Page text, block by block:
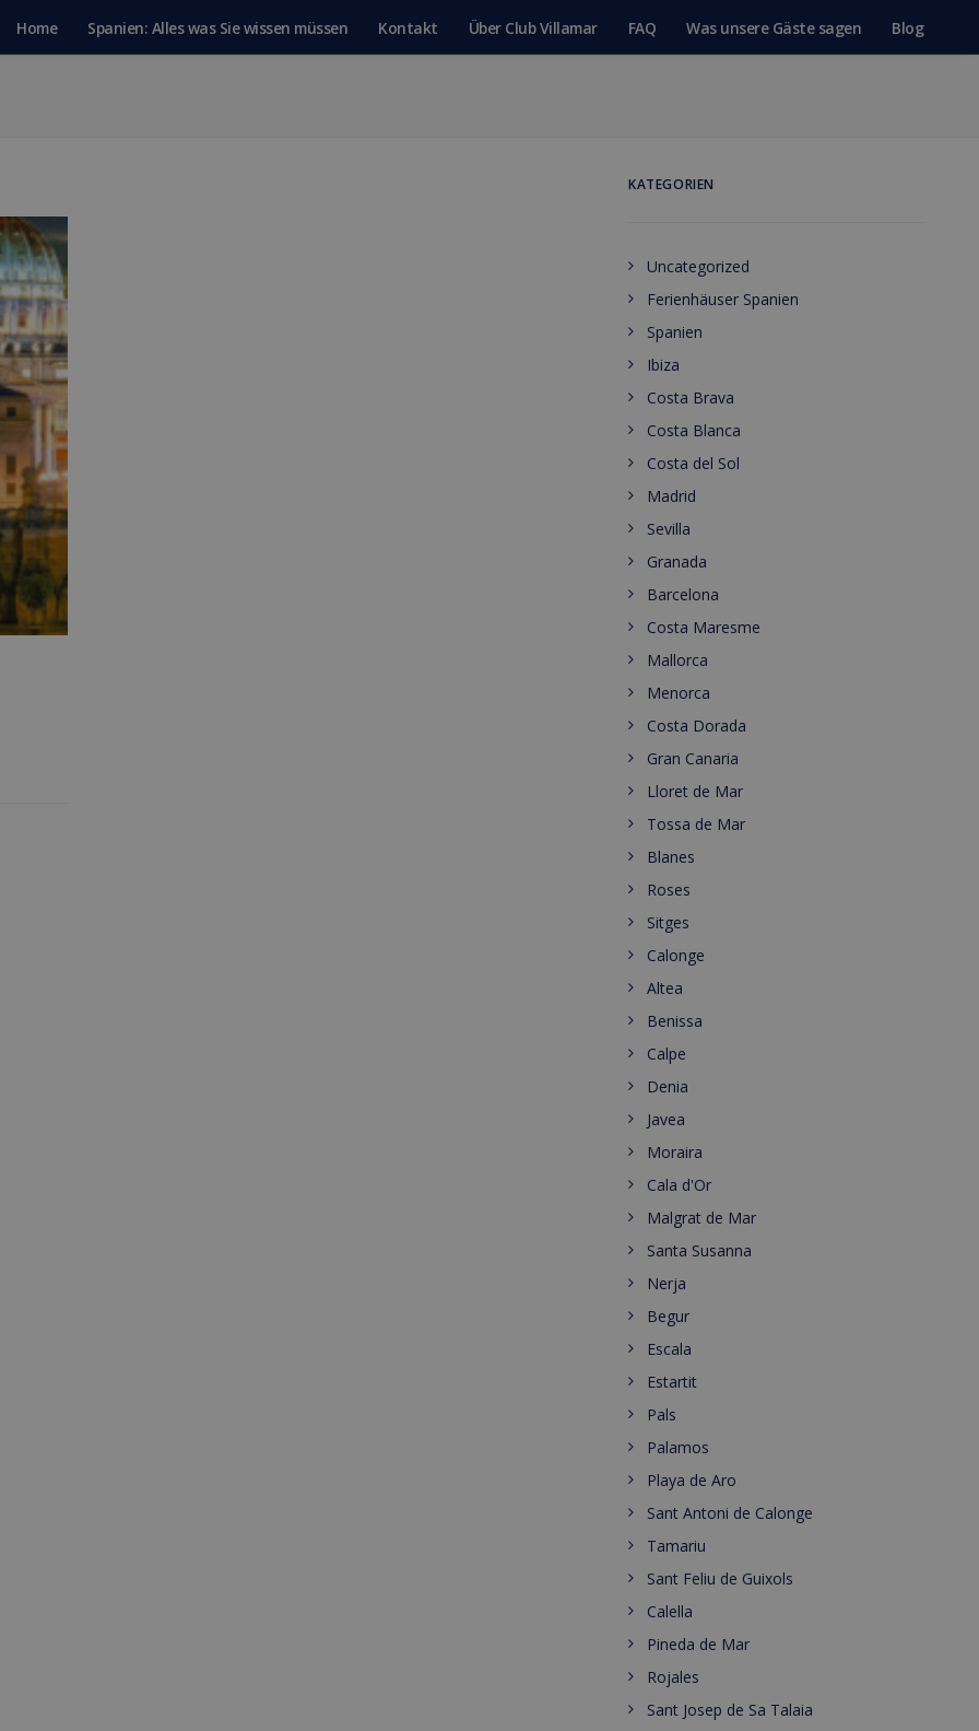
Home Spanien: Alles was Sie wissen müssen Kontakt Über Club Villamar FAQ Was unsere Gäste sagen Blog
KATEGORIEN
Uncategorized
Ferienhäuser Spanien
Spanien
Ibiza
Costa Brava
Costa Blanca
Costa del Sol
Madrid
Sevilla
Granada
Barcelona
Costa Maresme
Mallorca
Menorca
Costa Dorada
Gran Canaria
Lloret de Mar
Tossa de Mar
Blanes
Roses
Sitges
Calonge
Altea
Benissa
Calpe
Denia
Javea
Moraira
Cala d'Or
Malgrat de Mar
Santa Susanna
Nerja
Begur
Escala
Estartit
Pals
Palamos
Playa de Aro
Sant Antoni de Calonge
Tamariu
Sant Feliu de Guixols
Calella
Pineda de Mar
Rojales
Sant Josep de Sa Talaia